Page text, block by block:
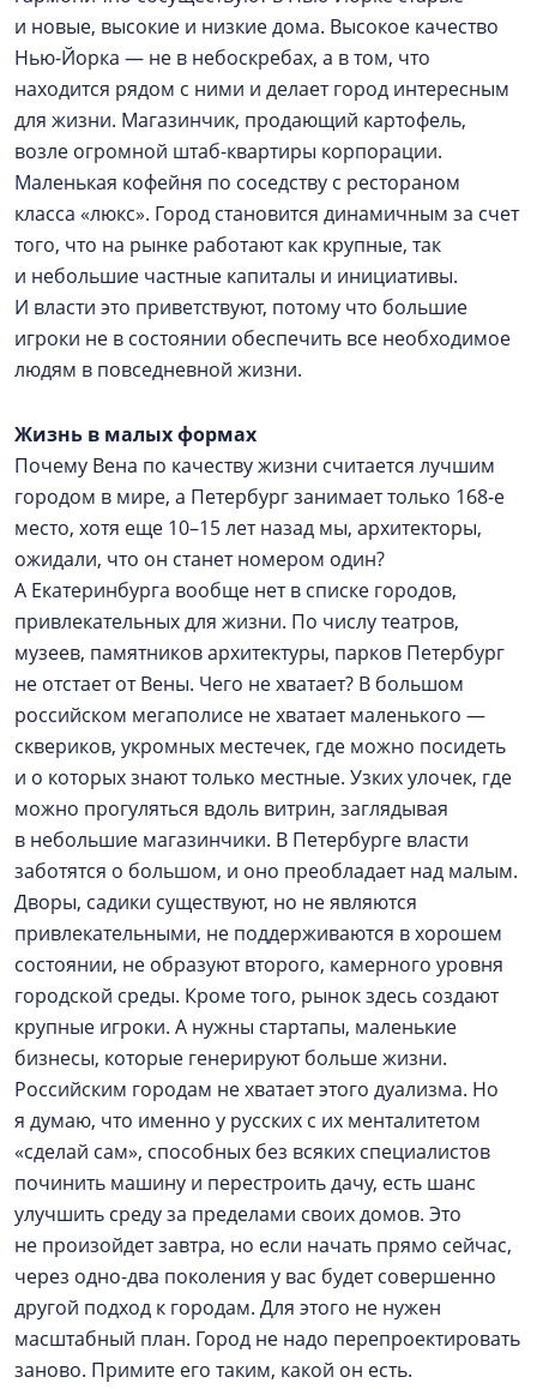
и новые, высокие и низкие дома. Высокое качество
Нью-Йорка — не в небоскребах, а в том, что
находится рядом с ними и делает город интересным
для жизни. Магазинчик, продающий картофель,
возле огромной штаб-квартиры корпорации.
Маленькая кофейня по соседству с рестораном
класса «люкс». Город становится динамичным за счет
того, что на рынке работают как крупные, так
и небольшие частные капиталы и инициативы.
И власти это приветствуют, потому что большие
игроки не в состоянии обеспечить все необходимое
людям в повседневной жизни.
Жизнь в малых формах
Почему Вена по качеству жизни считается лучшим
городом в мире, а Петербург занимает только 168‑е
место, хотя еще 10–15 лет назад мы, архитекторы,
ожидали, что он станет номером один?
А Екатеринбурга вообще нет в списке городов,
привлекательных для жизни. По числу театров,
музеев, памятников архитектуры, парков Петербург
не отстает от Вены. Чего не хватает? В большом
российском мегаполисе не хватает маленького —
сквериков, укромных местечек, где можно посидеть
и о которых знают только местные. Узких улочек, где
можно прогуляться вдоль витрин, заглядывая
в небольшие магазинчики. В Петербурге власти
заботятся о большом, и оно преобладает над малым.
Дворы, садики существуют, но не являются
привлекательными, не поддерживаются в хорошем
состоянии, не образуют второго, камерного уровня
городской среды. Кроме того, рынок здесь создают
крупные игроки. А нужны стартапы, маленькие
бизнесы, которые генерируют больше жизни.
Российским городам не хватает этого дуализма. Но
я думаю, что именно у русских с их менталитетом
«сделай сам», способных без всяких специалистов
починить машину и перестроить дачу, есть шанс
улучшить среду за пределами своих домов. Это
не произойдет завтра, но если начать прямо сейчас,
через одно-два поколения у вас будет совершенно
другой подход к городам. Для этого не нужен
масштабный план. Город не надо перепроектировать
заново. Примите его таким, какой он есть.